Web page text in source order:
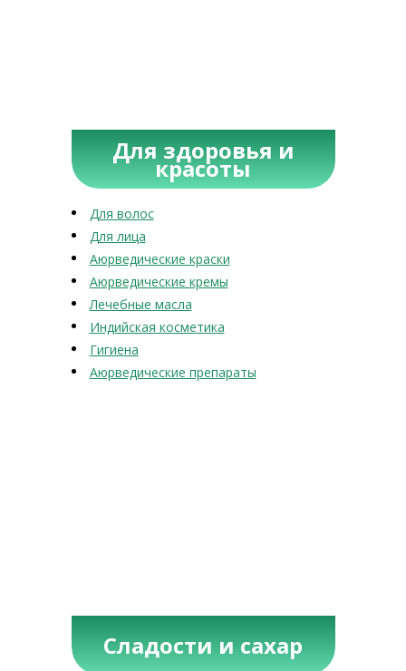
Для здоровья и
красоты
Для волос
Для лица
Аюрведические краски
Аюрведические кремы
Лечебные масла
Индийская косметика
Гигиена
Аюрведические препараты
Сладости и сахар